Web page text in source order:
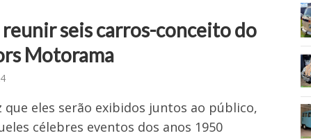
reunir seis carros-conceito do
Motorama
que eles serão exibidos juntos ao público,
célebres eventos dos anos 1950